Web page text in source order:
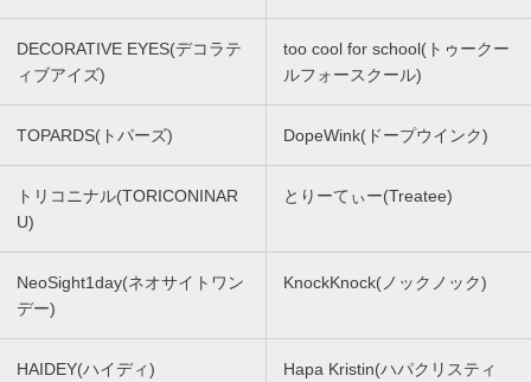
DECORATIVE EYES(デコラテ
ィブアイズ)
too cool for school(トゥークー
ルフォースクール)
TOPARDS(トパーズ) DopeWink(ドープウインク)
トリコニナル(TORICONINAR
U)
とりーてぃー(Treatee)
NeoSight1day(ネオサイトワン
デー)
KnockKnock(ノックノック)
HAIDEY(ハイディ)
Hapa Kristin(ハパクリスティ